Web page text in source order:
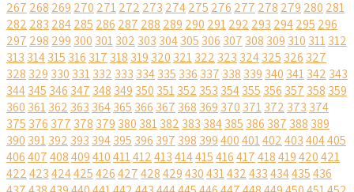
267 268 269 270 271272 273 274275 276 277 278 279 280 281
282 283 284285 286 287 288 289 290 291292 293 294295 296
297 298 299 300 301302 303 304305 306 307 308 309 310 311312
313 314315 316 317 318 319 320 321322 323 324325 326 327
328 329 330 331332 333 334335 336 337 338 339 340 341342 343
344345 346 347 348 349 350 351352 353 354355 356 357 358 359
360 361362 363 364365 366 367 368 369 370 371372 373 374
375 376 377 378 379 380 381382 383 384385 386 387 388 389
390 391392 393 394395 396 397 398 399400401402403404405
406407408409410411412413414415416417418419420421
422423424425426427428429430431432433434435436